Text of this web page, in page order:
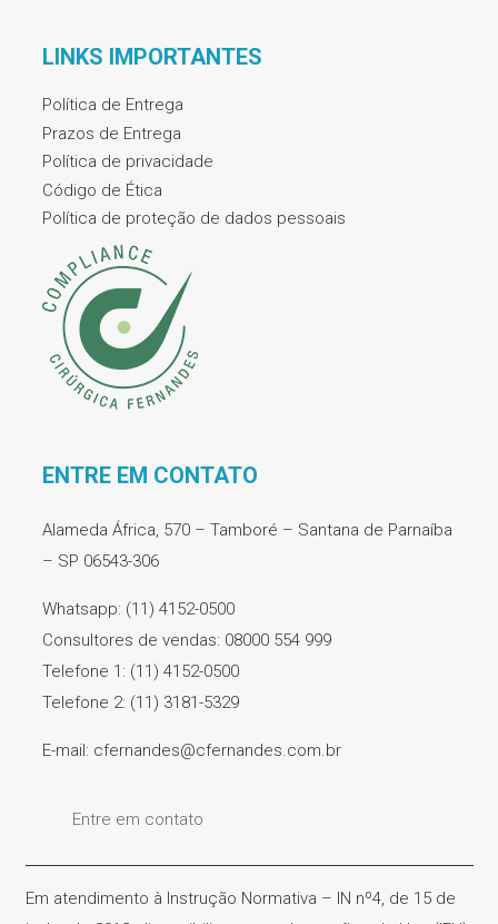
LINKS IMPORTANTES
Política de Entrega
Prazos de Entrega
Política de privacidade
Código de Ética
Política de proteção de dados pessoais
ENTRE EM CONTATO
Alameda África, 570 – Tamboré – Santana de Parnaíba
– SP 06543-306
Whatsapp: (11) 4152-0500
Consultores de vendas: 08000 554 999
Telefone 1: (11) 4152-0500
Telefone 2: (11) 3181-5329
E-mail: cfernandes@cfernandes.com.br
Entre em contato
Em atendimento à Instrução Normativa – IN nº4, de 15 de